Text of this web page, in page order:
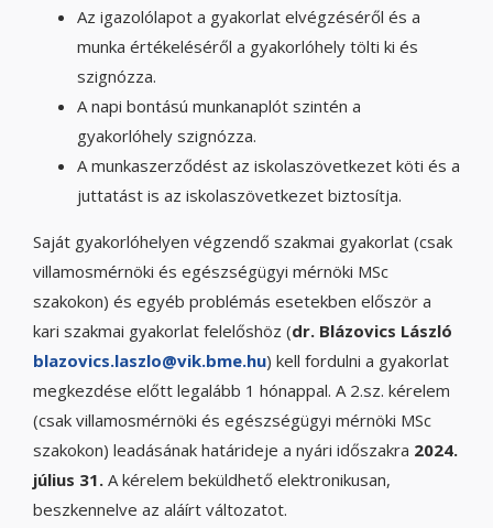
Az igazolólapot a gyakorlat elvégzéséről és a
munka értékeléséről a gyakorlóhely tölti ki és
szignózza.
A napi bontású munkanaplót szintén a
gyakorlóhely szignózza.
A munkaszerződést az iskolaszövetkezet köti és a
juttatást is az iskolaszövetkezet biztosítja.
Saját gyakorlóhelyen végzendő szakmai gyakorlat (csak
villamosmérnöki és egészségügyi mérnöki MSc
szakokon) és egyéb problémás esetekben először a
kari szakmai gyakorlat felelőshöz (dr. Blázovics László
blazovics.laszlo@vik.bme.hu) kell fordulni a gyakorlat
megkezdése előtt legalább 1 hónappal. A 2.sz. kérelem
(csak villamosmérnöki és egészségügyi mérnöki MSc
szakokon) leadásának határideje a nyári időszakra 2024.
július 31. A kérelem beküldhető elektronikusan,
beszkennelve az aláírt változatot.